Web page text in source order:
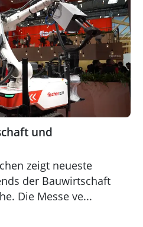
und
zeigt neueste
der Bauwirtschaft
Die Messe ve...